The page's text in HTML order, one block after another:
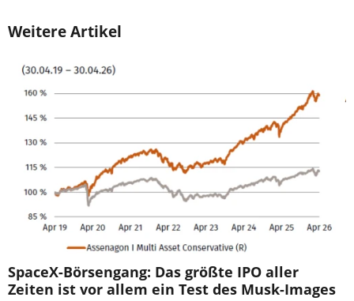
Weitere Artikel
SpaceX-Börsengang: Das größte IPO aller
Zeiten ist vor allem ein Test des Musk-Images